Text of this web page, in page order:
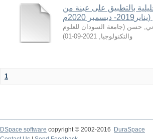
بالتطبيق على عينة من
2020م
حسن (جامعة السودان للعلوم
والتكنولوجيا,
2021-09-01
)
1
DSpace software copyright © 2002-2016
DuraSpace